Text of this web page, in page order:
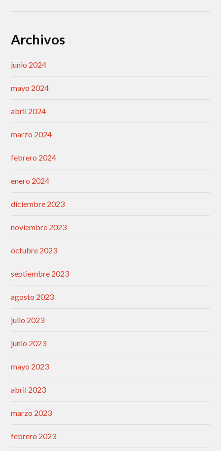
Archivos
junio 2024
mayo 2024
abril 2024
marzo 2024
febrero 2024
enero 2024
diciembre 2023
noviembre 2023
octubre 2023
septiembre 2023
agosto 2023
julio 2023
junio 2023
mayo 2023
abril 2023
marzo 2023
febrero 2023